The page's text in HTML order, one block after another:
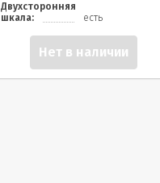
Двухсторонняя
шкала:
есть
Нет в наличии